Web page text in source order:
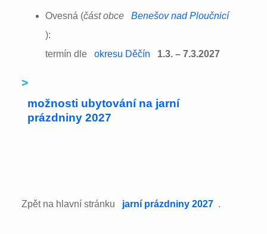
Ovesná (část obce
Benešov nad Ploučnicí
):
termín dle
okresu Děčín 1.3. – 7.3.2027
>
možnosti ubytování na jarní
prázdniny 2027
Zpět na hlavní stránku jarní prázdniny 2027 .